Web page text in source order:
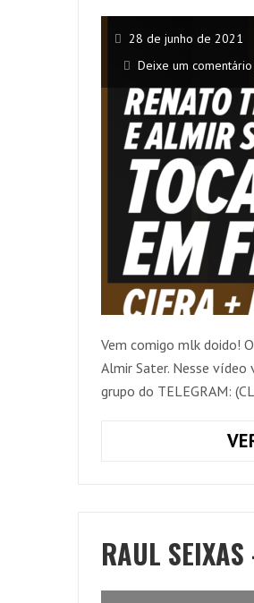
28 de junho de 2021
Deixe um
Vem comigo mlk doido!
Almir Sater. Nesse
grupo do TELEGRAM:
RAUL